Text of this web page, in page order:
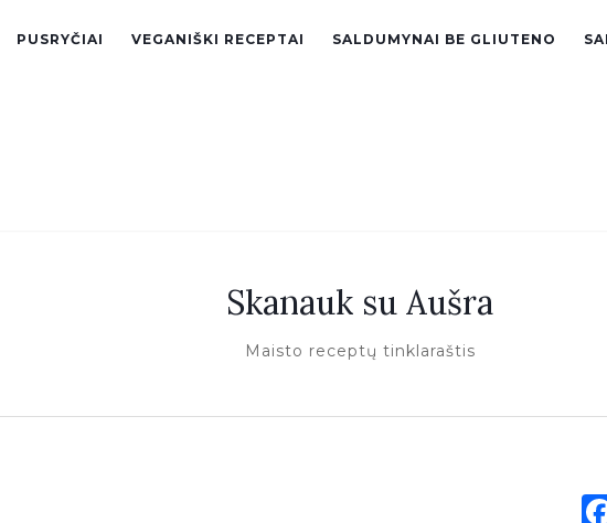
PUSRYČIAI VEGANIŠKI RECEPTAI SALDUMYNAI BE GLIUTENO
Skanauk su Aušra
Maisto receptų tinklaraštis